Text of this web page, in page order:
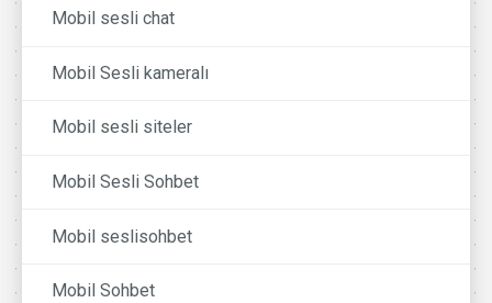
Mobil sesli chat
Mobil Sesli kameralı
Mobil sesli siteler
Mobil Sesli Sohbet
Mobil seslisohbet
Mobil Sohbet